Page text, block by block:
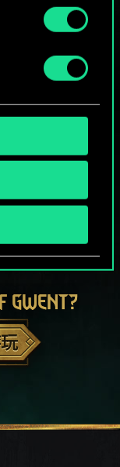
GWENT?